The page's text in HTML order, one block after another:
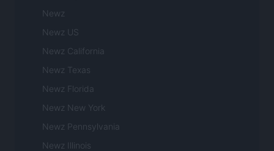
Newz
Newz US
Newz California
Newz Texas
Newz Florida
Newz New York
Newz Pennsylvania
Newz Illinois